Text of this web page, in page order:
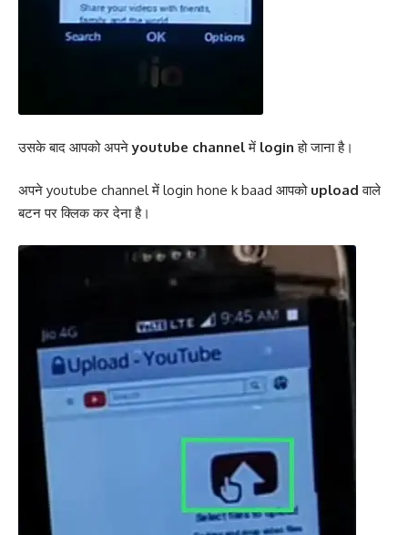
उसके बाद आपको अपनेyoutube channelमें login हो जाना है।
अपने youtube channel में login hone k baad आपको upload वाले
बटन पर क्लिक कर देना है।